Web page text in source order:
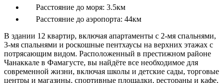
Расстояние до моря: 3.5км
Расстояние до аэропорта: 44км
В здании 12 квартир, включая апартаменты с 2-мя спальнями,
3-мя спальнями и роскошные пентхаусы на верхних этажах с
потрясающим видом. Расположенный в престижном районе
Чанаккале в Фамагусте, вы найдёте все необходимое для
современной жизни, включая школы и детские сады, торговые
центры и магазины, спортивные площадки, рестораны и кафе,